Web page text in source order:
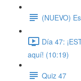
(NUEVO)
Día 47:
aquí! (10:19)
Quiz 47